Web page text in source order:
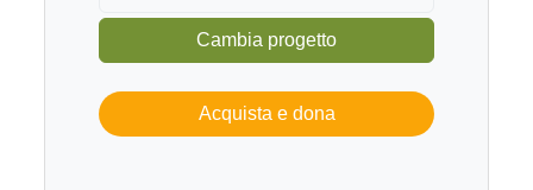
Cambia progetto
Acquista e dona